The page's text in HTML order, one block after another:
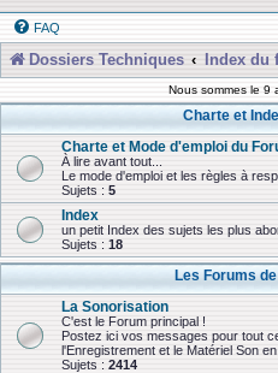
FAQ
Dossiers Techniques Index du
Nous sommes le 9
Charte et
Charte et Mode d'emploi du
À lire avant tout...
Le mode d'emploi et les règles à
Sujets : 5
Index
un petit Index des sujets les plus
Sujets : 18
Les Forums
La Sonorisation
C'est le Forum principal !
Postez ici vos messages pour tout
l'Enregistrement et le Matériel Son
Sujets : 2414